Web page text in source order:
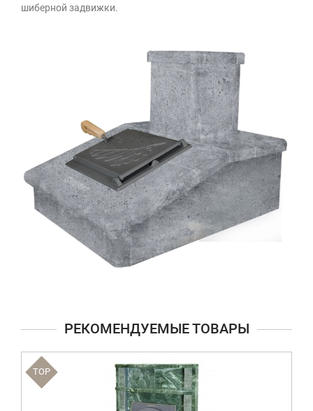
шиберной задвижки.
РЕКОМЕНДУЕМЫЕ ТОВАРЫ
TOP